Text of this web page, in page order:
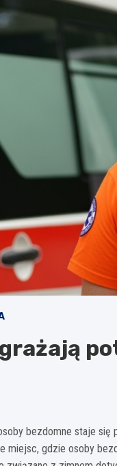
bezdomne staje
miejsc, gdzie osoby